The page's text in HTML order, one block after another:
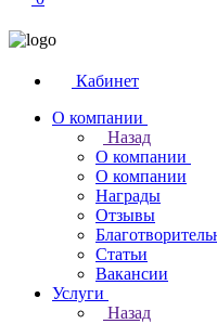
Кабинет
О компании
Назад
О компании
О компании
Награды
Отзывы
Статьи
Вакансии
Услуги
Назад